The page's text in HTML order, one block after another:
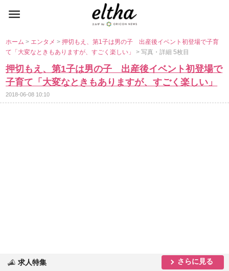
ホーム> エンタメ>押切もえ、第1子は男の子 出産後イベント初登場で子育
て「大変なときもありますが、すごく楽しい」> 写真・詳細 5枚目
押切もえ、第1子は男の子 出産後イベント初登場で
子育て「大変なときもありますが、すごく楽しい」
2018-06-08 10:10
求人特集 さらに見る